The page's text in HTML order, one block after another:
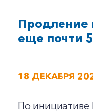
Продление
еще почти
18 ДЕКАБРЯ
По инициативе